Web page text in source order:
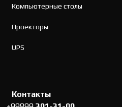
Компьютерные столы
Проекторы
UPS
Контакты